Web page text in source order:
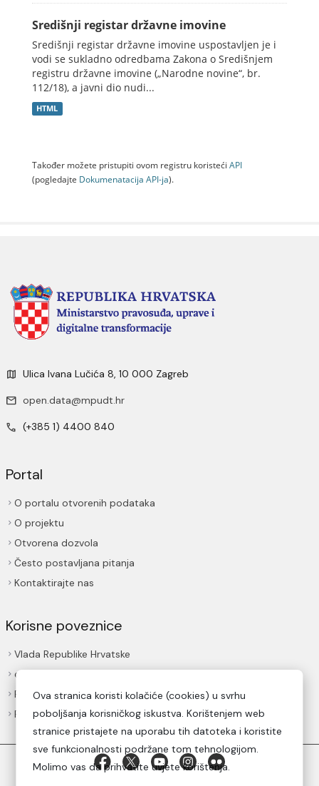
Središnji registar državne imovine
Središnji registar državne imovine uspostavljen je i
vodi se sukladno odredbama Zakona o Središnjem
registru državne imovine („Narodne novine“, br.
112/18), a javni dio nudi...
HTML
Također možete pristupiti ovom registru koristeći API
(pogledajte Dokumenаtаcijа API-jа).